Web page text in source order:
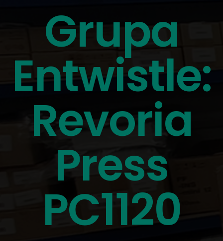
Grupa
Entwistle:
Revoria
Press
PC1120